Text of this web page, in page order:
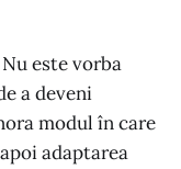
este vorba
a deveni
modul în care
adaptarea